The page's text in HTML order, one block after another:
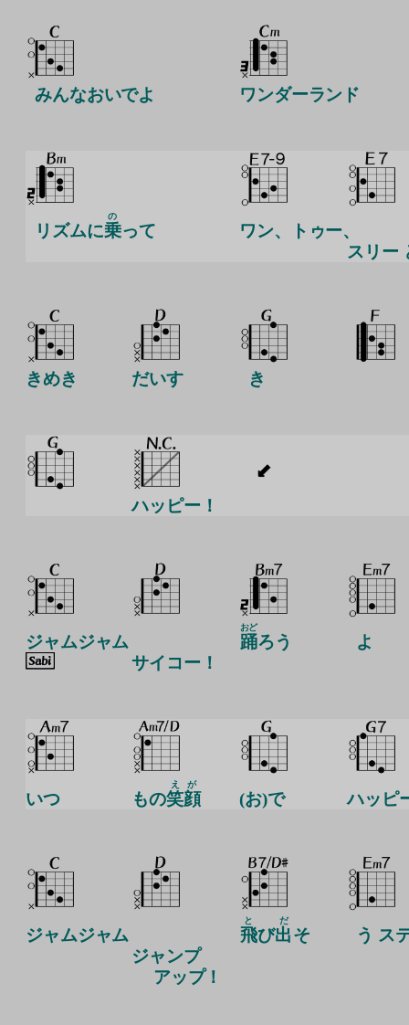
みんなおいでよ ワンダーランド
リズムに乗
の
って
ワン、トゥー、
スリー
きめき だいす き
ハッピー！
ジャムジャム
サイコー！
踊
おど
ろう よ
いつ もの笑顔
えが
(お)で ハッピ
ジャムジャム
ジャンプ
アップ！
飛
と
び出
だ
そ う ス